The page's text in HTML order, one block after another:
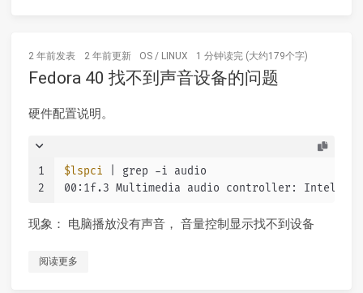
2 年前发表 2 年前更新 OS / LINUX 1 分钟读完 (大约179个字)
Fedora 40 找不到声音设备的问题
硬件配置说明。
1
2
$lspci | grep -i audio
00:1f.3 Multimedia audio controller: Intel
现象： 电脑播放没有声音， 音量控制显示找不到设备
阅读更多